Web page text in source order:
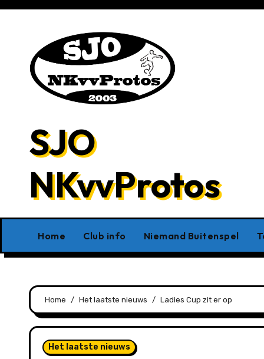
Ga
SJO
NKvvProtos
Home Club info Niemand Buitenspel
Home Het laatste nieuws Ladies Cup zit er op
Het laatste nieuws